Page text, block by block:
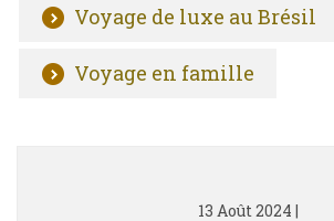
Voyage de luxe au Brésil
Voyage en famille
13 Août 2024 |